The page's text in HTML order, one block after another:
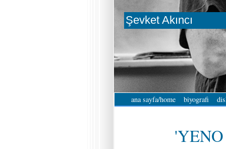
Şevket Akıncı
ana sayfa/home biyografi